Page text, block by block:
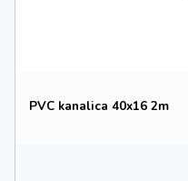
PVC kanalica 40x16 2m